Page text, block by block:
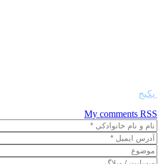
پکیج
My comments RSS